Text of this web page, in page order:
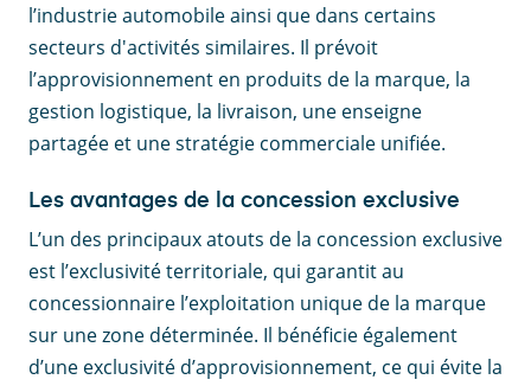
l’industrie automobile ainsi que dans certains
secteurs d'activités similaires. Il prévoit
l’approvisionnement en produits de la marque, la
gestion logistique, la livraison, une enseigne
partagée et une stratégie commerciale unifiée.
Les avantages de la concession exclusive
L’un des principaux atouts de la concession exclusive
est l’exclusivité territoriale, qui garantit au
concessionnaire l’exploitation unique de la marque
sur une zone déterminée. Il bénéficie également
d’une exclusivité d’approvisionnement, ce qui évite la